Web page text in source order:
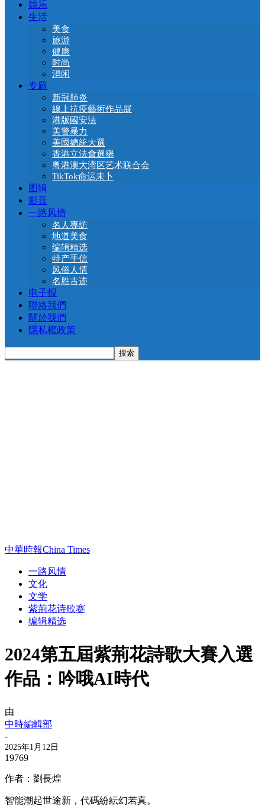
娛乐
生活
美食
旅游
健康
时尚
消闲
专题
新冠肺炎
線上抗疫藝術作品展
港版國安法
美警暴力
美國總統大選
香港立法會選舉
粤港澳大湾区艺术联合会
TikTok命运未卜
图辑
影音
一路风情
名人專訪
地道美食
编辑精选
特产手信
风俗人情
名胜古迹
电子报
聯絡我們
關於我們
隱私權政策
中華時報China Times
一路风情
文化
文学
紫荊花诗歌赛
编辑精选
2024第五屆紫荊花詩歌大賽入選
作品：吟哦AI時代
由
中時編輯部
-
2025年1月12日
19769
作者：劉長煌
智能潮起世途新，代碼紛紜幻若真。